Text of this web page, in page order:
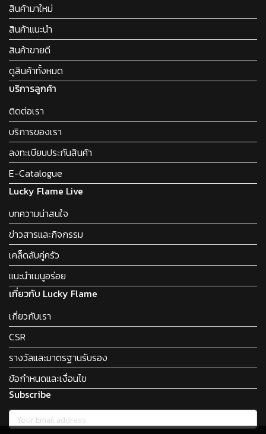
สินค้ามาใหม่
สินค้าแนะนำ
สินค้าขายดี
ดูสินค้าทั้งหมด
บริการลูกค้า
ติดต่อเรา
บริการของเรา
ลงทะเบียนประกันสินค้า
E-Catalogue
Lucky Flame Live
บทความน่าสนใจ
ข่าวสารและกิจกรรม
เคล็ดลับคู่ครัว
แนะนำเมนูอร่อย
เกี่ยวกับ Lucky Flame
เกี่ยวกับเรา
CSR
รางวัลและมาตรฐานรับรอง
ข้อกำหนดและเงื่อนไข
Subscribe